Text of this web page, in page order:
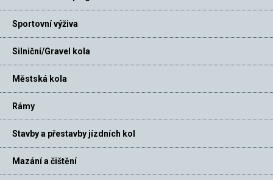
Sportovní výživa
Silniční/Gravel kola
Městská kola
Rámy
Stavby a přestavby jízdních kol
Mazání a čištění